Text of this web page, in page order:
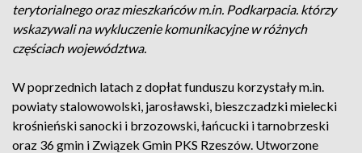
terytorialnego oraz mieszkańców m.in. Podkarpacia. którzy
wskazywali na wykluczenie komunikacyjne w różnych
częściach województwa.
W poprzednich latach z dopłat funduszu korzystały m.in.
powiaty stalowowolski, jarosławski, bieszczadzki mielecki
krośnieński sanocki i brzozowski, łańcucki i tarnobrzeski
oraz 36 gmin i Związek Gmin PKS Rzeszów. Utworzone